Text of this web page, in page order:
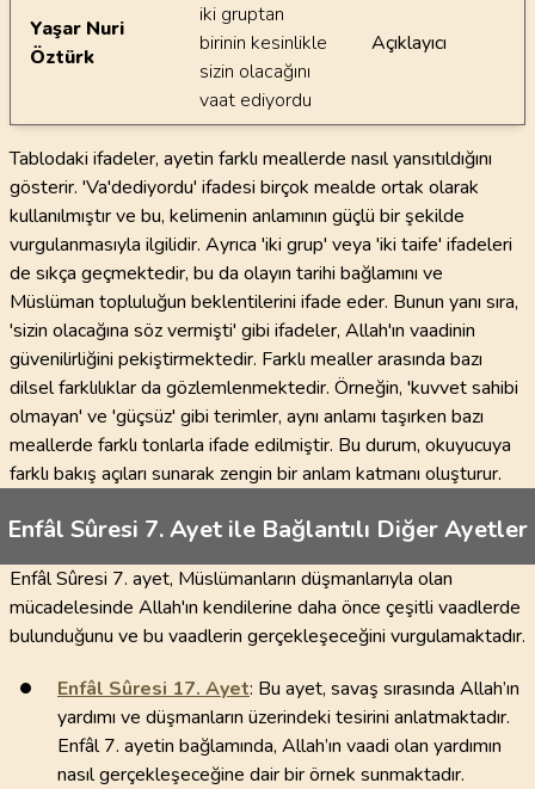
Yaşar Nuri
Öztürk
iki gruptan
birinin kesinlikle
sizin olacağını
vaat ediyordu
Açıklayıcı
Tablodaki ifadeler, ayetin farklı meallerde nasıl yansıtıldığını
gösterir. 'Va'dediyordu' ifadesi birçok mealde ortak olarak
kullanılmıştır ve bu, kelimenin anlamının güçlü bir şekilde
vurgulanmasıyla ilgilidir. Ayrıca 'iki grup' veya 'iki taife' ifadeleri
de sıkça geçmektedir, bu da olayın tarihi bağlamını ve
Müslüman topluluğun beklentilerini ifade eder. Bunun yanı sıra,
'sizin olacağına söz vermişti' gibi ifadeler, Allah'ın vaadinin
güvenilirliğini pekiştirmektedir. Farklı mealler arasında bazı
dilsel farklılıklar da gözlemlenmektedir. Örneğin, 'kuvvet sahibi
olmayan' ve 'güçsüz' gibi terimler, aynı anlamı taşırken bazı
meallerde farklı tonlarla ifade edilmiştir. Bu durum, okuyucuya
farklı bakış açıları sunarak zengin bir anlam katmanı oluşturur.
Enfâl Sûresi 7. Ayet ile Bağlantılı Diğer Ayetler
Enfâl Sûresi 7. ayet, Müslümanların düşmanlarıyla olan
mücadelesinde Allah'ın kendilerine daha önce çeşitli vaadlerde
bulunduğunu ve bu vaadlerin gerçekleşeceğini vurgulamaktadır.
Enfâl Sûresi 17. Ayet: Bu ayet, savaş sırasında Allah’ın
yardımı ve düşmanların üzerindeki tesirini anlatmaktadır.
Enfâl 7. ayetin bağlamında, Allah’ın vaadi olan yardımın
nasıl gerçekleşeceğine dair bir örnek sunmaktadır.